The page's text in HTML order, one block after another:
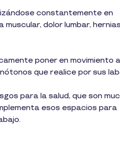
constantemente en
dolor lumbar,
poner en movimiento
que realice por sus
para la salud, que son
esos espacios para